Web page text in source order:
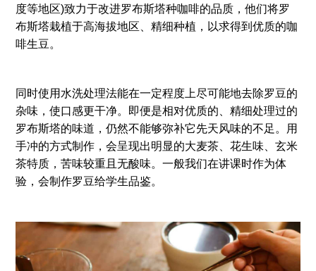
度等地区)致力于改进罗布斯塔种咖啡的品质，他们将罗
布斯塔栽植于高海拔地区、精细种植，以求得到优质的咖
啡生豆。
同时使用水洗处理法能在一定程度上尽可能地去除罗豆的
杂味，使口感更干净。即便是相对优质的、精细处理过的
罗布斯塔的味道，仍然不能够弥补它先天风味的不足。用
手冲的方式制作，会呈现出明显的大麦茶、花生味、玄米
茶特质，苦味较重且无酸味。一般我们在讲课时作为体
验，会制作罗豆给学生品鉴。